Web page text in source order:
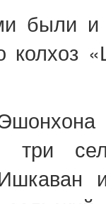
были и
колхоз
три